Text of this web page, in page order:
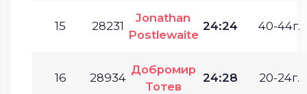
15 28231
Jonathan
Postlewaite
24:24 40-44г.
16 28934
Добромир
Тотев
24:28 20-24г.